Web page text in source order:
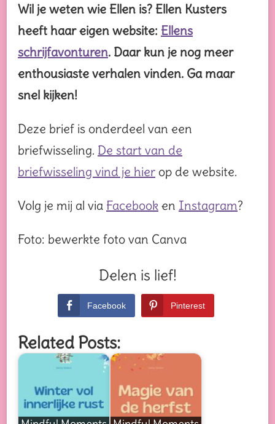
Wil je weten wie Ellen is? Ellen Kusters
heeft haar eigen website: Ellens
schrijfavonturen. Daar kun je nog meer
enthousiaste verhalen vinden. Ga maar
snel kijken!
Deze brief is onderdeel van een
briefwisseling. De start van de
briefwisseling vind je hier op de website.
Volg je mij al via Facebook en Instagram?
Foto: bewerkte foto van Canva
Delen is lief!
Facebook Pinterest
Related Posts: